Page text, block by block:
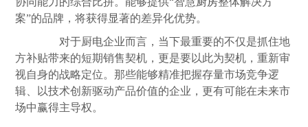
案”的品牌，将获得显著的差异化优势。
对于厨电企业而言，当下最重要的不仅是抓住地
方补贴带来的短期销售契机，更是要以此为契机，重新审
视自身的战略定位。那些能够精准把握存量市场竞争逻
辑、以技术创新驱动产品价值的企业，更有可能在未来市
场中赢得主导权。